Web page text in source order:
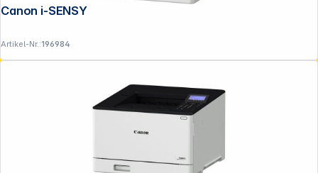
Canon i-SENSYS LBP 647 Cdw
Artikel-Nr.:196984